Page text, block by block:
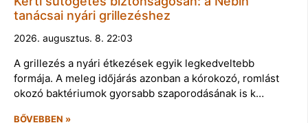
tanácsai nyári grillezéshez
2026. augusztus. 8. 22:03
A grillezés a nyári étkezések egyik legkedveltebb
formája. A meleg időjárás azonban a kórokozó, romlást
okozó baktériumok gyorsabb szaporodásának is k…
BŐVEBBEN »